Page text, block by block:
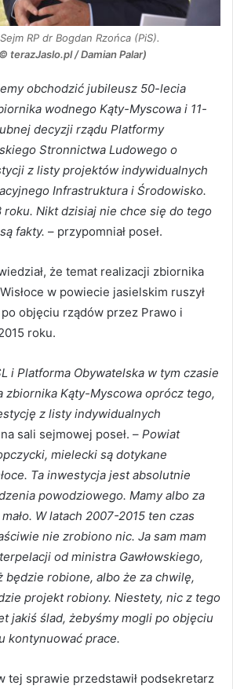
RP dr Bogdan Rzońca (PiS).
terazJaslo.pl / Damian Palar)
obchodzić jubileusz 50-lecia
wodnego Kąty-Myscowa i 11-
decyzji rządu Platformy
Stronnictwa Ludowego o
z listy projektów indywidualnych
Infrastruktura i Środowisko.
roku. Nikt dzisiaj nie chce się do tego
fakty. – przypomniał poseł.
że temat realizacji zbiornika
w powiecie jasielskim ruszył
po objęciu rządów przez Prawo i
roku.
i Platforma Obywatelska w tym czasie
zbiornika Kąty-Myscowa oprócz tego,
z listy indywidualnych
sali sejmowej poseł. – Powiat
mielecki są dotykane
Ta inwestycja jest absolutnie
powodziowego. Mamy albo za
W latach 2007-2015 ten czas
nie zrobiono nic. Ja sam mam
od ministra Gawłowskiego,
będzie robione, albo że za chwilę,
projekt robiony. Niestety, nic z tego
jakiś ślad, żebyśmy mogli po objęciu
kontynuować prace.
tej sprawie przedstawił podsekretarz